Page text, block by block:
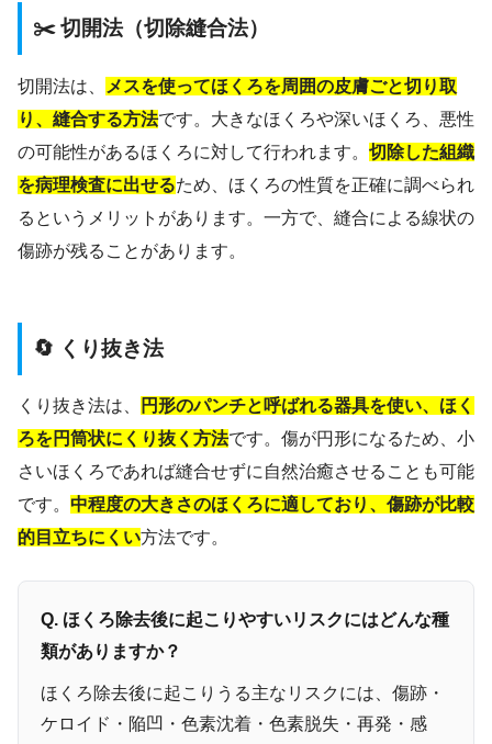
✂️ 切開法（切除縫合法）
切開法は、
メスを使ってほくろを周囲の皮膚ごと切り取
り、縫合する方法です。大きなほくろや深いほくろ、悪性
の可能性があるほくろに対して行われます。 切除した組織
を病理検査に出せるため、ほくろの性質を正確に調べられ
るというメリットがあります。一方で、縫合による線状の
傷跡が残ることがあります。
🔄 くり抜き法
くり抜き法は、
円形のパンチと呼ばれる器具を使い、ほく
ろを円筒状にくり抜く方法です。傷が円形になるため、小
さいほくろであれば縫合せずに自然治癒させることも可能
です。 中程度の大きさのほくろに適しており、傷跡が比較
的目立ちにくい方法です。
Q. ほくろ除去後に起こりやすいリスクにはどんな種
類がありますか？
ほくろ除去後に起こりうる主なリスクには、傷跡・
ケロイド・陥凹・色素沈着・色素脱失・再発・感